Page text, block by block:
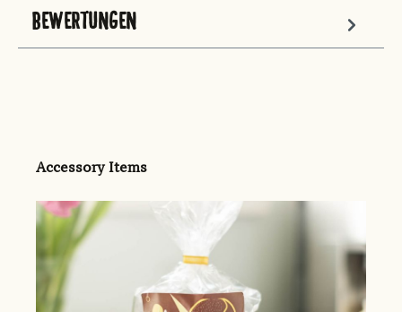
BEWERTUNGEN
Produktgalerie überspringen
Accessory Items